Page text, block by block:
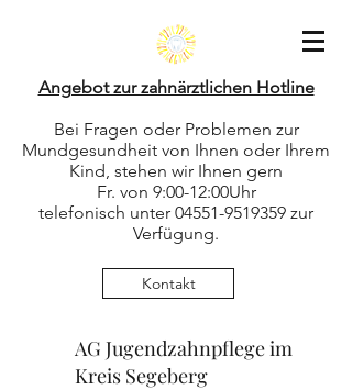
Angebot zur zahnärztlichen Hotline
Bei Fragen oder Problemen zur
Mundgesundheit von Ihnen oder Ihrem
Kind, stehen wir Ihnen gern
Fr. von 9:00-12:00Uhr
telefonisch unter 04551-9519359 zur
Verfügung.
Kontakt
AG Jugendzahnpflege im
Kreis Segeberg